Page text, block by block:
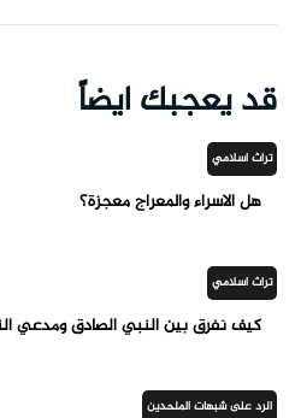
قد يعجبك ايضاً
تراث اسلامي
هل الاسراء والمعراج معجزة؟
تراث اسلامي
كيف نفرق بين النبي الصادق ومدعي
الرد على شبهات الملحدين